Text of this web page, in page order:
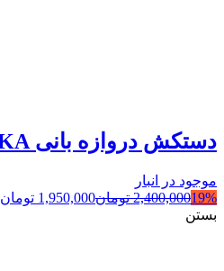
دستکش دروازه بانی ERKA
موجود در انبار
19%
2,400,000 تومان1,950,000 تومان
بستن